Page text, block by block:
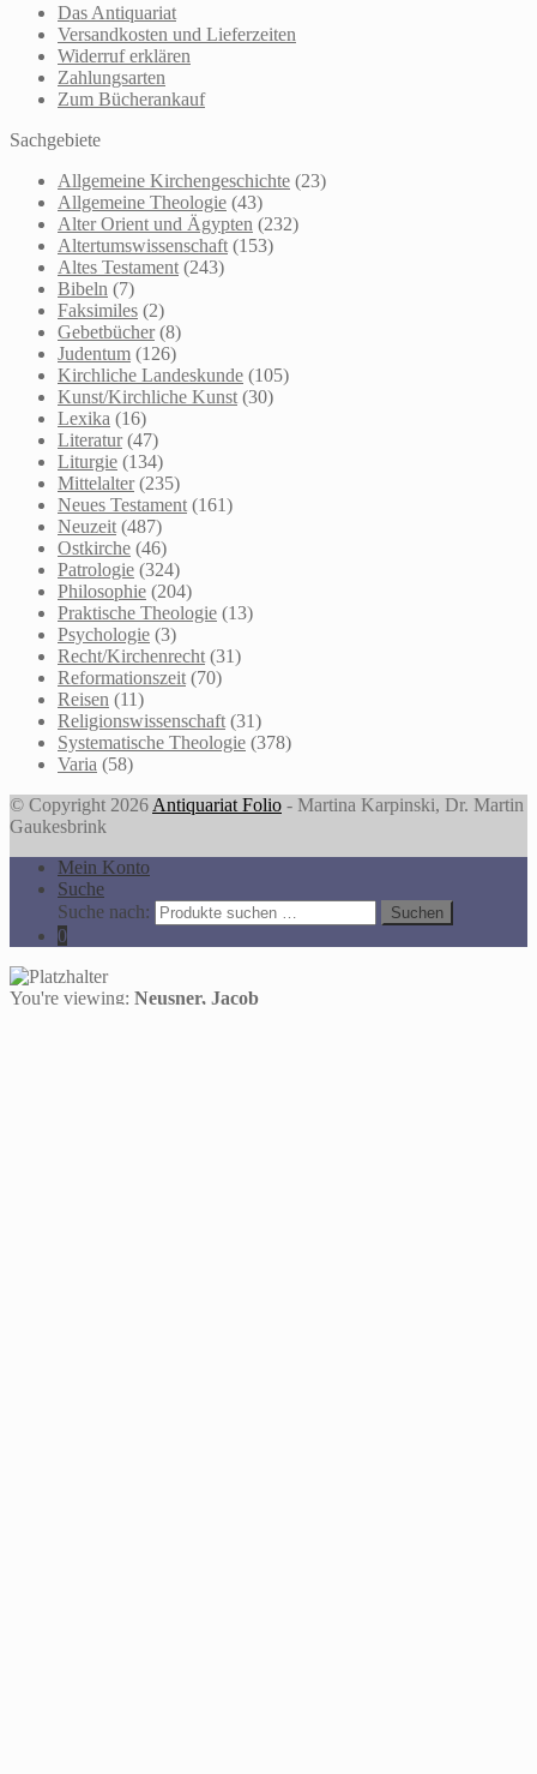
Das Antiquariat
Versandkosten und Lieferzeiten
Widerruf erklären
Zahlungsarten
Zum Bücherankauf
Sachgebiete
Allgemeine Kirchengeschichte (23)
Allgemeine Theologie (43)
Alter Orient und Ägypten (232)
Altertumswissenschaft (153)
Altes Testament (243)
Bibeln (7)
Faksimiles (2)
Gebetbücher (8)
Judentum (126)
Kirchliche Landeskunde (105)
Kunst/Kirchliche Kunst (30)
Lexika (16)
Literatur (47)
Liturgie (134)
Mittelalter (235)
Neues Testament (161)
Neuzeit (487)
Ostkirche (46)
Patrologie (324)
Philosophie (204)
Praktische Theologie (13)
Psychologie (3)
Recht/Kirchenrecht (31)
Reformationszeit (70)
Reisen (11)
Religionswissenschaft (31)
Systematische Theologie (378)
Varia (58)
© Copyright 2026 Antiquariat Folio - Martina Karpinski, Dr. Martin
Gaukesbrink
Mein Konto
Suche
Suche nach:
Suchen
0
You're viewing: Neusner, Jacob